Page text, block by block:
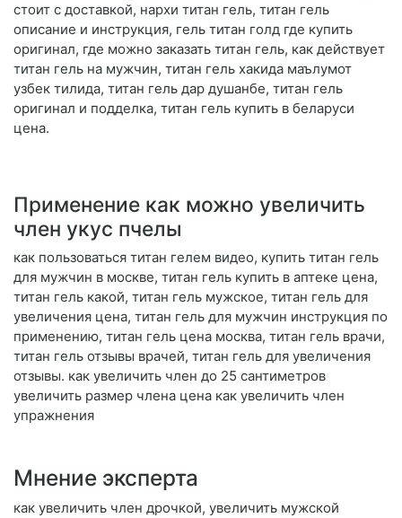
стоит с доставкой, нархи титан гель, титан гель
описание и инструкция, гель титан голд где купить
оригинал, где можно заказать титан гель, как действует
титан гель на мужчин, титан гель хакида маълумот
узбек тилида, титан гель дар душанбе, титан гель
оригинал и подделка, титан гель купить в беларуси
цена.
Применение как можно увеличить
член укус пчелы
как пользоваться титан гелем видео, купить титан гель
для мужчин в москве, титан гель купить в аптеке цена,
титан гель какой, титан гель мужское, титан гель для
увеличения цена, титан гель для мужчин инструкция по
применению, титан гель цена москва, титан гель врачи,
титан гель отзывы врачей, титан гель для увеличения
отзывы. как увеличить член до 25 сантиметров
увеличить размер члена цена как увеличить член
упражнения
Мнение эксперта
как увеличить член дрочкой, увеличить мужской